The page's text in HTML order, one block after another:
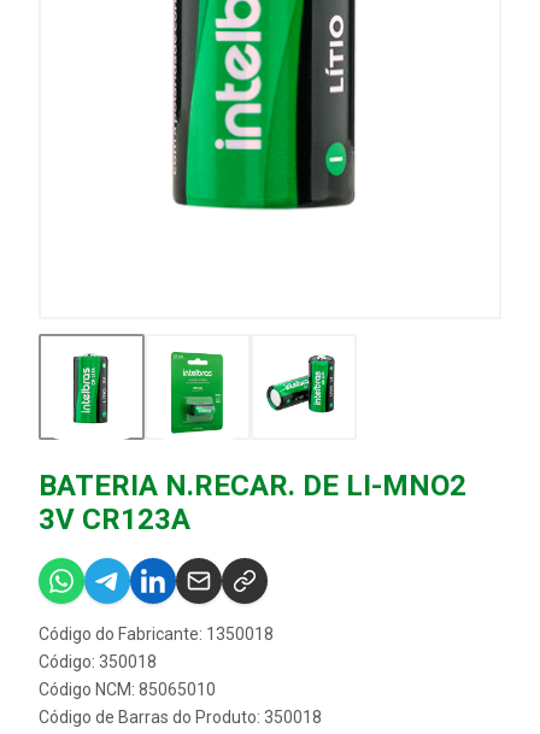
BATERIA N.RECAR. DE LI-MNO2
3V CR123A
Código do Fabricante: 1350018
Código: 350018
Código NCM: 85065010
Código de Barras do Produto: 350018